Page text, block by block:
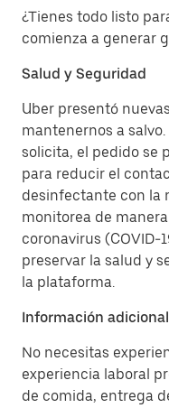
¿Tienes todo listo
comienza a generar
Salud y Seguridad
Uber presentó
mantenernos a
solicita, el pedido se
para reducir el
desinfectante con la
monitorea de
coronavirus (COVID-
preservar la salud y
la plataforma.
Información
No necesitas
experiencia laboral
de comida, entrega